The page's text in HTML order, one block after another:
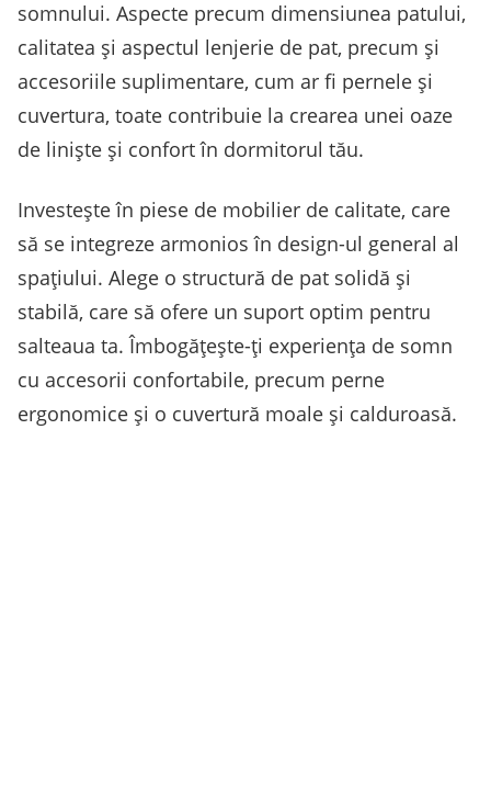
somnului. Aspecte precum dimensiunea patului,
calitatea și aspectul lenjerie de pat, precum și
accesoriile suplimentare, cum ar fi pernele și
cuvertura, toate contribuie la crearea unei oaze
de liniște și confort în dormitorul tău.
Investește în piese de mobilier de calitate, care
să se integreze armonios în design-ul general al
spațiului. Alege o structură de pat solidă și
stabilă, care să ofere un suport optim pentru
salteaua ta. Îmbogățește-ți experiența de somn
cu accesorii confortabile, precum perne
ergonomice și o cuvertură moale și calduroasă.